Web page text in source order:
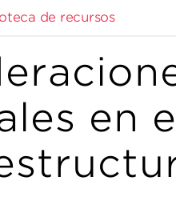
de recursos
en